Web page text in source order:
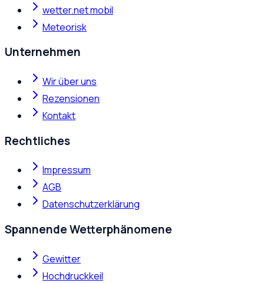
wetter.net mobil
Meteorisk
Unternehmen
Wir über uns
Rezensionen
Kontakt
Rechtliches
Impressum
AGB
Datenschutzerklärung
Spannende Wetterphänomene
Gewitter
Hochdruckkeil